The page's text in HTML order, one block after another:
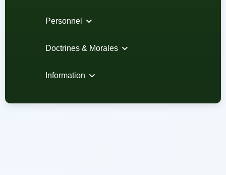
Personnel
Doctrines & Morales
Information